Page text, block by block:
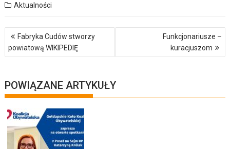
Aktualności
Nawigacja
wpisu
Fabryka Cudów stworzy
powiatową WIKIPEDIĘ
Funkcjonariusze –
kuracjuszom
POWIĄZANE ARTYKUŁY